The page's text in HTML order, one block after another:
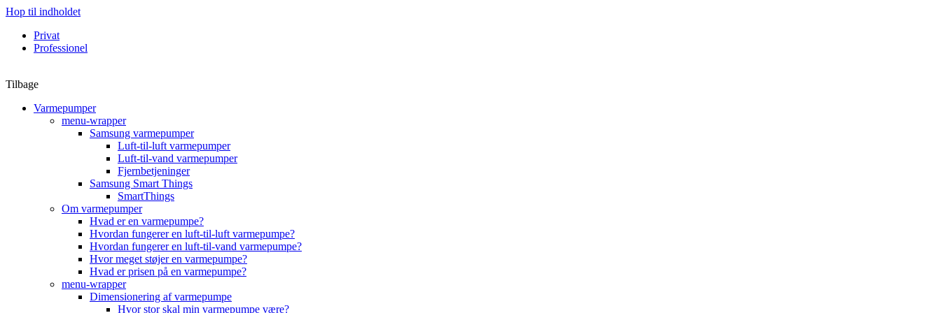
Hop til indholdet
Privat
Professionel
Tilbage
Varmepumper
menu-wrapper
Samsung varmepumper
Luft-til-luft varmepumper
Luft-til-vand varmepumper
Fjernbetjeninger
Samsung Smart Things
SmartThings
Om varmepumper
Hvad er en varmepumpe?
Hvordan fungerer en luft-til-luft varmepumpe?
Hvordan fungerer en luft-til-vand varmepumpe?
Hvor meget støjer en varmepumpe?
Hvad er prisen på en varmepumpe?
menu-wrapper
Dimensionering af varmepumpe
Hvor stor skal min varmepumpe være?